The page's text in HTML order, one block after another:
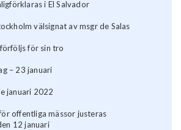
i El Salvador
välsignat av msgr de Salas
för sin tro
– 23 januari
januari 2022
offentliga mässor justeras
12 januari